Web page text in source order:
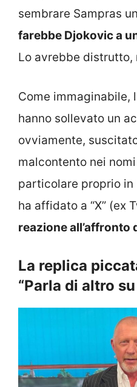
sembrare Sampras
farebbe Djokovic a
Lo avrebbe distrutto,
Come immaginabile,
hanno sollevato un
ovviamente,
malcontento nei
particolare proprio in
ha affidato a “X” (ex
reazione all’affronto
La replica
“Parla di altro